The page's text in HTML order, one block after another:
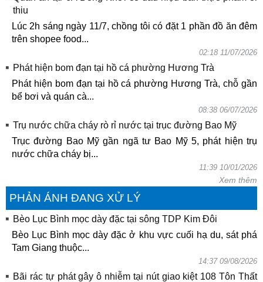
thiu
Lúc 2h sáng ngày 11/7, chồng tôi có đặt 1 phần đồ ăn đêm
trên shopee food...
02:18 11/07/2026
Phát hiện bom đạn tại hồ cá phường Hương Trà
Phát hiện bom đạn tại hồ cá phường Hương Trà, chỗ gần
bể bơi và quán cà...
08:38 06/07/2026
Trụ nước chữa cháy rò rỉ nước tại trục đường Bao Mỹ
Trục đường Bao Mỹ gần ngã tư Bao Mỹ 5, phát hiện trụ
nước chữa cháy bị...
11:39 10/01/2026
Xem thêm
PHẢN ÁNH ĐANG XỬ LÝ
Bèo Lục Bình mọc dày đặc tại sông TDP Kim Đôi
Bèo Lục Bình mọc dày đặc ở khu vực cuối hạ du, sát phá
Tam Giang thuộc...
14:37 09/08/2026
Bãi rác tự phát gây ô nhiễm tại nút giao kiệt 108 Tôn Thất